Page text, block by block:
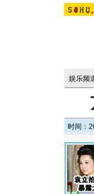
娱乐频
时间：